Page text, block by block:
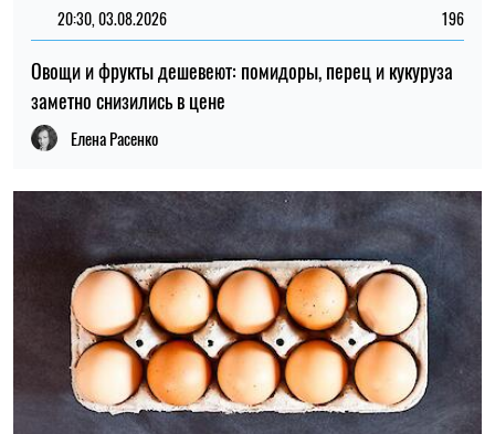
15:00, 02.08.2026
уже в августе
Елена Расенко